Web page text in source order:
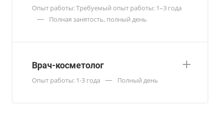
Опыт работы: Требуемый опыт работы: 1–3 года
— Полная занятость, полный день
Врач-косметолог
Опыт работы: 1-3 года — Полный день